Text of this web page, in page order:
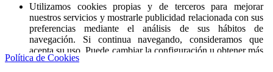
Utilizamos cookies propias y de terceros para mejorar
nuestros servicios y mostrarle publicidad relacionada con sus
preferencias mediante el análisis de sus hábitos de
navegación. Si continua navegando, consideramos que
acepta su uso. Puede cambiar la configuración u obtener más
información‘aquí’
Política de Cookies